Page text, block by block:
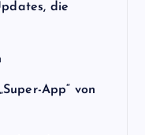
die
App“ von